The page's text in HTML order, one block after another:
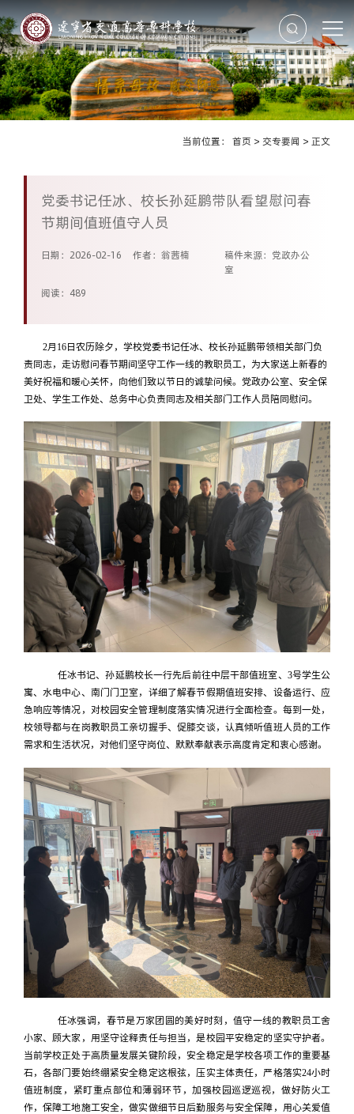
当前位置：首页 > 交专要闻 > 正文
党委书记任冰、校长孙延鹏带队看望慰问春
节期间值班值守人员
日期：2026-02-16 作者：翁茜楠
稿件来源：党政办公
室
阅读： 489
2月16日农历除夕，学校党委书记任冰、校长孙延鹏带领相关部门负
责同志，走访慰问春节期间坚守工作一线的教职员工，为大家送上新春的
美好祝福和暖心关怀，向他们致以节日的诚挚问候。党政办公室、安全保
卫处、学生工作处、总务中心负责同志及相关部门工作人员陪同慰问。
任冰书记、孙延鹏校长一行先后前往中层干部值班室、3号学生公
寓、水电中心、南门门卫室，详细了解春节假期值班安排、设备运行、应
急响应等情况，对校园安全管理制度落实情况进行全面检查。每到一处，
校领导都与在岗教职员工亲切握手、促膝交谈，认真倾听值班人员的工作
需求和生活状况，对他们坚守岗位、默默奉献表示高度肯定和衷心感谢。
任冰强调，春节是万家团圆的美好时刻，值守一线的教职员工舍
小家、顾大家，用坚守诠释责任与担当，是校园平安稳定的坚实守护者。
当前学校正处于高质量发展关键阶段，安全稳定是学校各项工作的重要基
石，各部门要始终绷紧安全稳定这根弦，压实主体责任，严格落实24小时
值班制度，紧盯重点部位和薄弱环节，加强校园巡逻巡视，做好防火工
作，保障工地施工安全，做实做细节日后勤服务与安全保障，用心关爱值